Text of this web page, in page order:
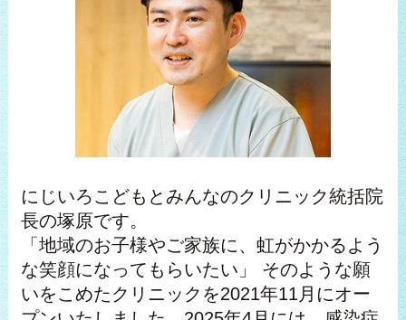
にじいろこどもとみんなのクリニック統括院
長の塚原です。
「地域のお子様やご家族に、虹がかかるよう
な笑顔になってもらいたい」 そのような願
いをこめたクリニックを2021年11月にオー